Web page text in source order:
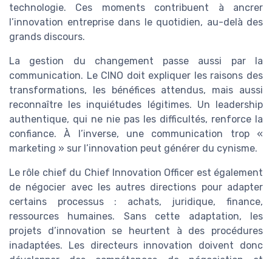
technologie. Ces moments contribuent à ancrer
l’innovation entreprise dans le quotidien, au-delà des
grands discours.
La gestion du changement passe aussi par la
communication. Le CINO doit expliquer les raisons des
transformations, les bénéfices attendus, mais aussi
reconnaître les inquiétudes légitimes. Un leadership
authentique, qui ne nie pas les difficultés, renforce la
confiance. À l’inverse, une communication trop «
marketing » sur l’innovation peut générer du cynisme.
Le rôle chief du Chief Innovation Officer est également
de négocier avec les autres directions pour adapter
certains processus : achats, juridique, finance,
ressources humaines. Sans cette adaptation, les
projets d’innovation se heurtent à des procédures
inadaptées. Les directeurs innovation doivent donc